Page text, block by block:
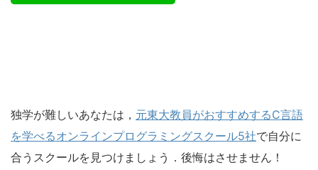
独学が難しいあなたは， 元東大教員がおすすめするC言語
を学べるオンラインプログラミングスクール5社で自分に
合うスクールを見つけましょう．後悔はさせません！